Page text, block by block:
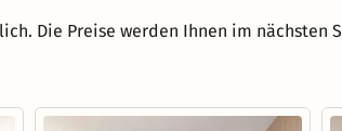
Die Preise werden Ihnen im nächsten